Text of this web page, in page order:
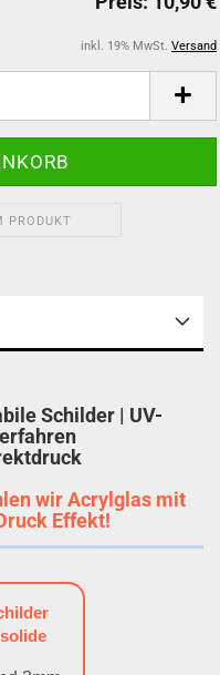
inkl. 19% MwSt. Versand
PRODUKT
Schilder | UV-
wir Acrylglas mit
Effekt!